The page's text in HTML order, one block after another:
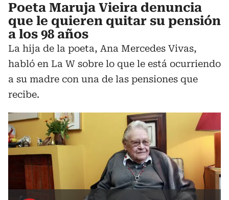
Poeta Maruja Vieira denuncia
que le quieren quitar su pensión
a los 98 años
La hija de la poeta, Ana Mercedes Vivas,
habló en La W sobre lo que le está ocurriendo
a su madre con una de las pensiones que
recibe.